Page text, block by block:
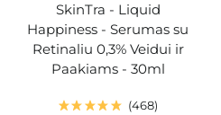
SkinTra - Liquid
Happiness - Serumas su
Retinaliu 0,3% Veidui ir
Paakiams - 30ml
468